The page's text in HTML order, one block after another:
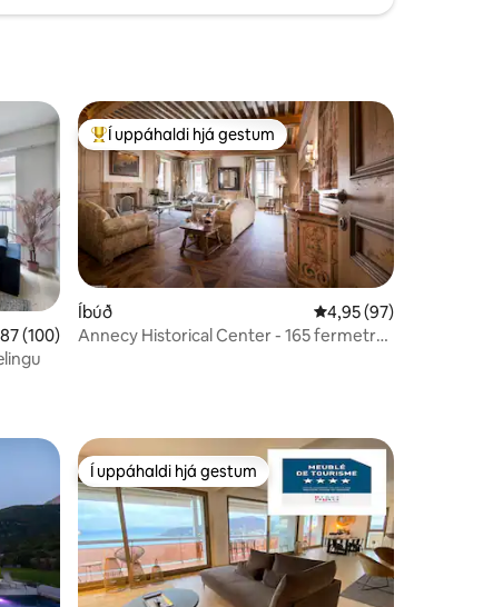
af 5 í meðaleinkunn, 100 umsagnir
(100)
Í mestu uppáhaldi hjá gestum
Í uppáhaldi hjá gestum
Íbúð 4,95 af 5 í
4,95 (97)
Annecy Historical Center - 165 fermetrar
Í uppáhaldi hjá gestum
Í uppáhaldi hjá gestum